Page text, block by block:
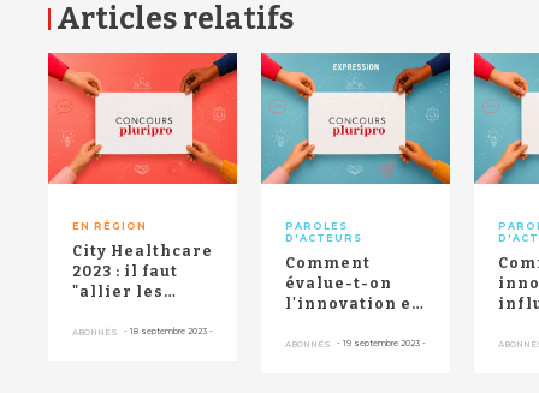
Articles relatifs
EN RÉGION
City Healthcare
2023 : il faut
"allier les
locales" pour
ABONNÉS - 18 septembre 2023 -
PAROLES
D'ACTEURS
Comment
évalue-t-on
l'innovation en
France ?
ABONNÉS - 19 septembre 2023 -
RETOUR HAUT DE PAGE